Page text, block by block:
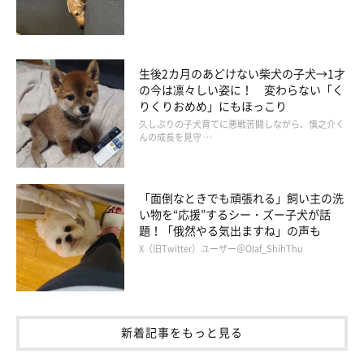
https://www.instagram.com/p/B4Mxp-oJMDR/
きっとみなさんも「むぎくん、あざといな♡」と思ってしまうは
ずです♪
★Instagram、Twitterで「#いぬのきもち」「#いぬのきもち部」
でご投稿いただいた素敵な写真・動画を紹介しています。
参照／Instagram（＠mugi_mugi_mugyu
文／雨宮カイ
生後2カ月のあどけない柴犬の子犬→1才
の今は凛々しい姿に！ 変わらない「く
りくりおめめ」にもほっこり
久しぶりの子犬育てに悪戦苦闘しながら、慎之介く
んの成長を見守 …
「面倒なときでも頑張れる」飼い主の洗
い物を“応援”するシー・ズー子犬が話
題！「俄然やる気出ますね」の声も
X（旧Twitter）ユーザー＠Olaf_ShihThu
新着記事をもっと見る